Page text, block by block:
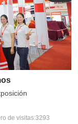
de visitas:3293